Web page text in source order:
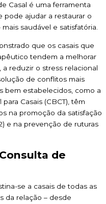
Casal é uma ferramenta
pode ajudar a restaurar o
saudável e satisfatória.
que os casais que
tendem a melhorar
reduzir o stress relacional
de conflitos mais
bem estabelecidos, como a
Casais (CBCT), têm
na promoção da satisfação
e na prevenção de ruturas
de
se a casais de todas as
da relação – desde